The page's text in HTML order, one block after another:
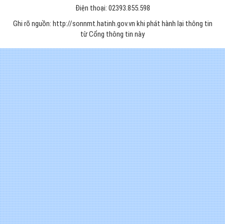
Điện thoại: 02393.855.598
Ghi rõ nguồn: http://sonnmt.hatinh.gov.vn khi phát hành lại thông tin
từ Cổng thông tin này